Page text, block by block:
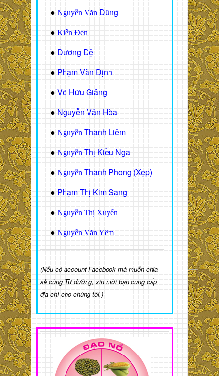
● Nguyễn Văn Dũng
● Kiến Đen
● Dương Đệ
● Phạm Văn Định
● Võ Hữu Giảng
● Nguyễn Văn Hòa
● Nguyễn Thanh Liêm
● Nguyễn Thị Kiều Nga
● Nguyễn Thanh Phong (Xẹp)
● Phạm Thị Kim Sang
● Nguyễn Thị Xuyến
● Nguyễn Văn Yêm
(Nếu có account Facebook mà muốn chia
sẻ cùng Từ đường, xin mời bạn cung cấp
địa chỉ cho chúng tôi.)